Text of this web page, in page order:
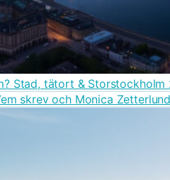
Stad, tätort & Storstockholm
skrev och Monica